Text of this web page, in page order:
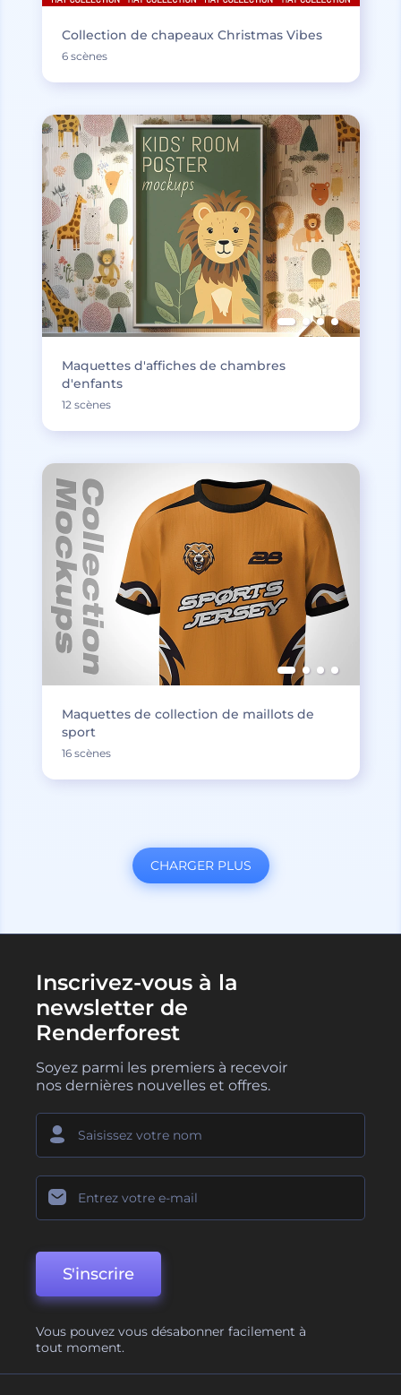
Collection de chapeaux Christmas Vibes
6 scènes
Maquettes d'affiches de chambres
d'enfants
12 scènes
Maquettes de collection de maillots de
sport
16 scènes
CHARGER PLUS
Inscrivez-vous à la
newsletter de
Renderforest
Soyez parmi les premiers à recevoir
nos dernières nouvelles et offres.
S'inscrire
Vous pouvez vous désabonner facilement à
tout moment.